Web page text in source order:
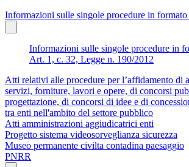
Informazioni sulle singole procedure in formato
Informazioni sulle singole procedure in
Art. 1, c. 32, Legge n. 190/2012
Atti relativi alle procedure per l’affidamento di
servizi, forniture, lavori e opere, di concorsi
progettazione, di concorsi di idee e di
tra enti nell'ambito del settore pubblico
Atti amministrazioni aggiudicatrici enti
Progetto sistema videosorveglianza sicurezza
Museo permanente civilta contadina paesaggio
PNRR